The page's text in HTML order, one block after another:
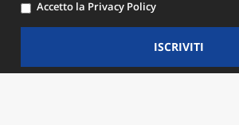
Accetto la Privacy Policy
ISCRIVITI